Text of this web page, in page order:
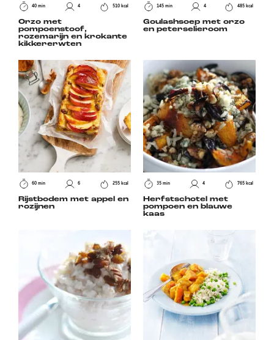
40 min 4 510 kcal
Orzo met
pompoenstoof,
rozemarijn en krokante
kikkererwten
145 min 4 485 kcal
Goulashsoep met orzo
en peterselieroom
60 min 6 255 kcal
Rijstbodem met appel en
rozijnen
35 min 4 765 kcal
Herfstschotel met
pompoen en blauwe
kaas